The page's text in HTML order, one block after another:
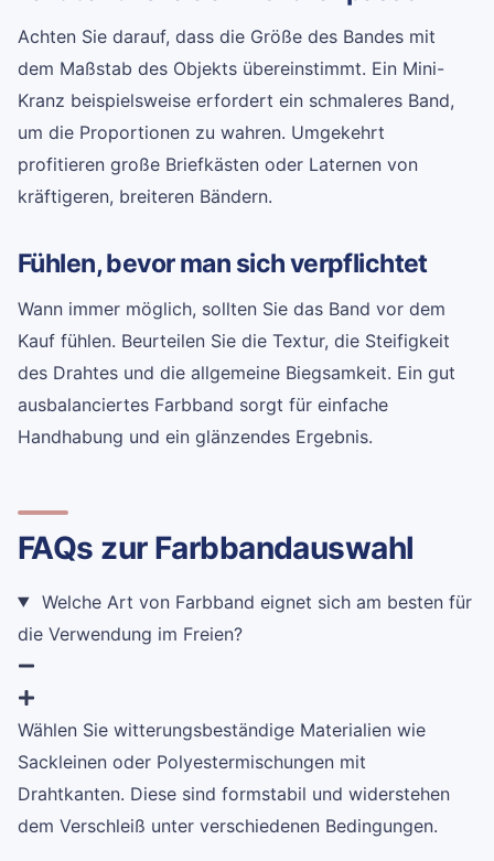
Achten Sie darauf, dass die Größe des Bandes mit
dem Maßstab des Objekts übereinstimmt. Ein Mini-
Kranz beispielsweise erfordert ein schmaleres Band,
um die Proportionen zu wahren. Umgekehrt
profitieren große Briefkästen oder Laternen von
kräftigeren, breiteren Bändern.
Fühlen, bevor man sich verpflichtet
Wann immer möglich, sollten Sie das Band vor dem
Kauf fühlen. Beurteilen Sie die Textur, die Steifigkeit
des Drahtes und die allgemeine Biegsamkeit. Ein gut
ausbalanciertes Farbband sorgt für einfache
Handhabung und ein glänzendes Ergebnis.
FAQs zur Farbbandauswahl
Welche Art von Farbband eignet sich am besten für
die Verwendung im Freien?
Wählen Sie witterungsbeständige Materialien wie
Sackleinen oder Polyestermischungen mit
Drahtkanten. Diese sind formstabil und widerstehen
dem Verschleiß unter verschiedenen Bedingungen.